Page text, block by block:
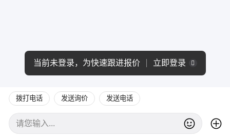
拨打电话 发送询价 发送电话
当前未登录，为快速跟进报价 立即登录